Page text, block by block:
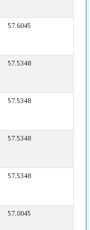
57.6045
57.5348
57.5348
57.5348
57.5348
57.0045